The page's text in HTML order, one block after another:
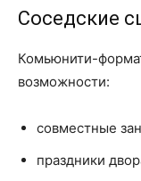
Соседские
Комьюнити-
возможности:
совместные
праздники